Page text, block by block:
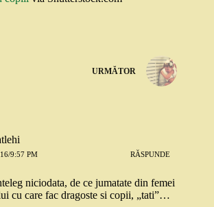
URMĂTOR
9:57 PM RĂSPUNDE
niciodata, de ce jumatate din femei
cu care fac dragoste si copii, „tati”…